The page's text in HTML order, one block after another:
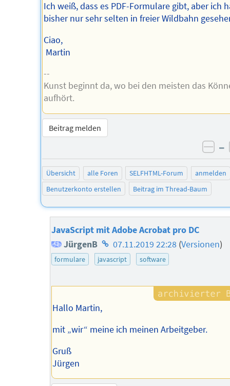
Ich weiß, dass es PDF-Formulare gibt, aber ich
bisher nur sehr selten in freier Wildbahn
Ciao,
Martin
--
Kunst beginnt da, wo bei den meisten das
aufhört.
Beitrag melden
–
Übersicht alle Foren SELFHTML-Forum
anmelden
Benutzerkonto erstellen
Beitrag im Thread-Baum
JavaScript mit Adobe Acrobat pro DC
JürgenB Homepage
des
07.11.2019 22:28 (Versionen)
formulare javascript software
Hallo Martin,
mit „wir“ meine ich meinen Arbeitgeber.
Gruß
Jürgen